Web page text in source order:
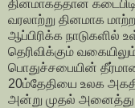
தினமாகத்தான்
வரலாற்று தினமாக
ஆப்பிரிக்க
தெரிவிக்கும்
பொதுச்சபையின்
20ம்தேதியை உலக
அன்று முதல்